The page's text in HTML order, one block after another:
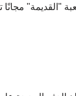
"القديمة" مجانًا